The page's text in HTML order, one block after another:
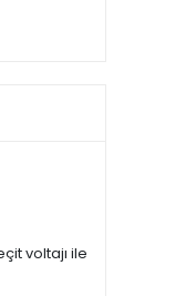
voltajı ile